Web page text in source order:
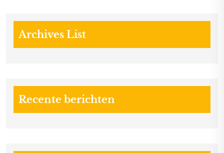
Archives List
Recente berichten